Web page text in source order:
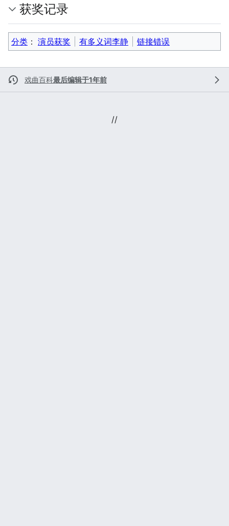
获奖记录
分类 ：​ 演员获奖 有多义词李静 链接错误
戏曲百科最后编辑于1年前
//